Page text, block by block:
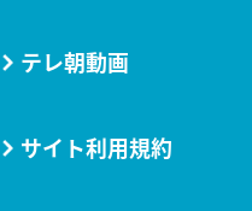
テレ朝動画
サイト利用規約